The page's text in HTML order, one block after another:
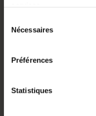
services.
Nécessaires
Préférences
Statistiques
Informations
Le MacBook Pro
professionnels
calcul et un grand